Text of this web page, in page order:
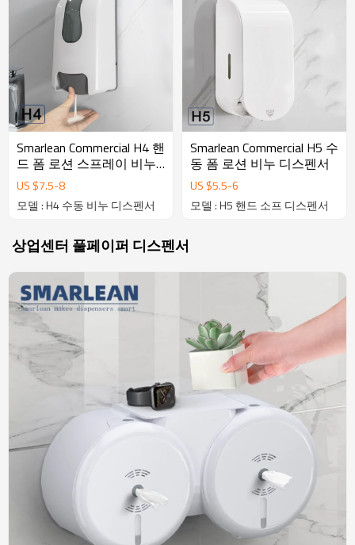
Smarlean Commercial H4 핸
드 폼 로션 스프레이 비누
디스펜서
US $7.5-8
모델 : H4 수동 비누 디스펜서
Smarlean Commercial H5 수
동 폼 로션 비누 디스펜서
US $5.5-6
모델 : H5 핸드 소프 디스펜서
상업센터 풀페이퍼 디스펜서